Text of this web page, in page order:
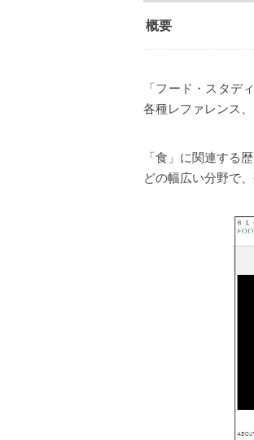
概要
「フード・スタデ
各種レファレンス
「食」に関連する
どの幅広い分野で